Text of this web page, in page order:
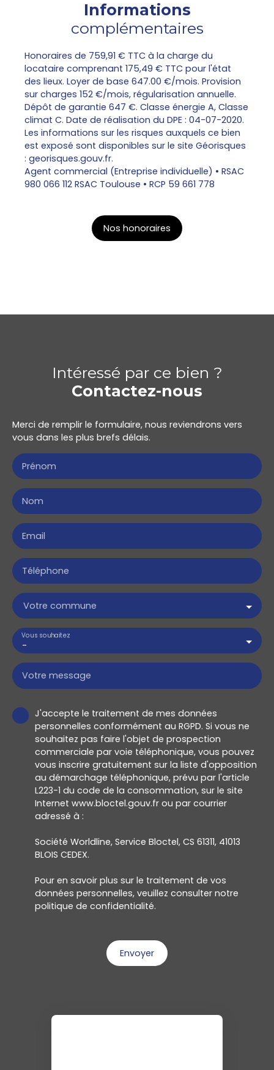
Informations
complémentaires
Honoraires de 759,91 € TTC à la charge du
locataire comprenant 175,49 € TTC pour l'état
des lieux. Loyer de base 647.00 €/mois. Provision
sur charges 152 €/mois, régularisation annuelle.
Dépôt de garantie 647 €. Classe énergie A, Classe
climat C. Date de réalisation du DPE : 04-07-2020.
Les informations sur les risques auxquels ce bien
est exposé sont disponibles sur le site Géorisques
: georisques.gouv.fr.
Agent commercial (Entreprise individuelle) • RSAC
980 066 112 RSAC Toulouse • RCP 59 661 778
Nos honoraires
Intéressé par ce bien ?
Contactez-nous
Merci de remplir le formulaire, nous reviendrons vers
vous dans les plus brefs délais.
Prénom
Nom
Email
Téléphone
Votre commune
-
Vous souhaitez
Votre message
J'accepte le traitement de mes données
personnelles conformément au RGPD. Si vous ne
souhaitez pas faire l'objet de prospection
commerciale par voie téléphonique, vous pouvez
vous inscrire gratuitement sur la liste d'opposition
au démarchage téléphonique, prévu par l'article
L223-1 du code de la consommation, sur le site
Internet www.bloctel.gouv.fr ou par courrier
adressé à :
Société Worldline, Service Bloctel, CS 61311, 41013
BLOIS CEDEX.
Pour en savoir plus sur le traitement de vos
données personnelles, veuillez consulter notre
politique de confidentialité.
Envoyer